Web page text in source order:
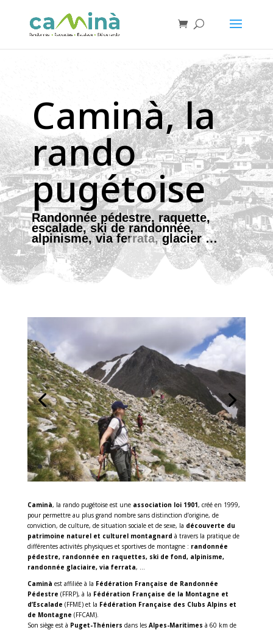
Caminà, la
rando
pugétoise
Randonnée pédestre, raquette,
escalade, ski de randonnée,
alpinisme, via ferrata, glacier …
Caminà, la rando pugétoise est une association loi 1901, créé en 1999,
pour permettre au plus grand nombre sans distinction d’origine, de
conviction, de culture, de situation sociale et de sexe, la découverte du
patrimoine naturel et culturel montagnard à travers la pratique de
différentes activités physiques et sportives de montagne : randonnée
pédestre, randonnée en raquettes, ski de fond, alpinisme,
randonnée glaciaire, via ferrata, …
Caminà est affiliée à la Fédération Française de Randonnée
Pédestre (FFRP), à la Fédération Française de la Montagne et
d’Escalade (FFME) et la Fédération Française des Clubs Alpins et
de Montagne (FFCAM).
Son siège est à Puget-Théniers dans les Alpes-Maritimes à 60 km de